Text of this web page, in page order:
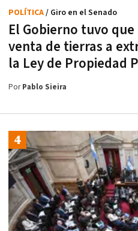
El Gobierno tuvo
venta de tierras a
la Ley de Propiedad
POLÍTICA/ Giro en el Senado
PorPablo Sieira